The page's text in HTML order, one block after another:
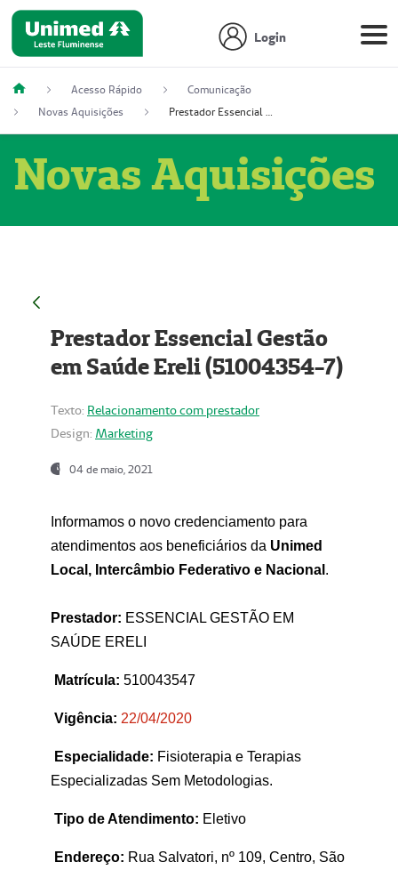
Login
Acesso Rápido
Comunicação
Novas Aquisições
Prestador Essencial Gestão em Saúde Ereli (51004354-7)
Novas Aquisições
Prestador Essencial Gestão
em Saúde Ereli (51004354-7)
Texto: Relacionamento com prestador
Design: Marketing
04 de maio, 2021
Informamos o novo credenciamento para
atendimentos aos beneficiários da Unimed
Local, Intercâmbio Federativo e Nacional .
Prestador: ESSENCIAL GESTÃO EM
SAÚDE ERELI
Matrícula: 510043547
Vigência: 22/04/2020
Especialidade: Fisioterapia e Terapias
Especializadas Sem Metodologias.
Tipo de Atendimento: Eletivo
Endereço: Rua Salvatori, nº 109, Centro, São